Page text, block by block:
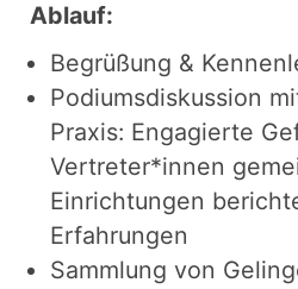
Ablauf:
Begrüßung &
Podiumsdiskussion
Praxis: Engagierte
Vertreter*innen
Einrichtungen
Erfahrungen
Sammlung von